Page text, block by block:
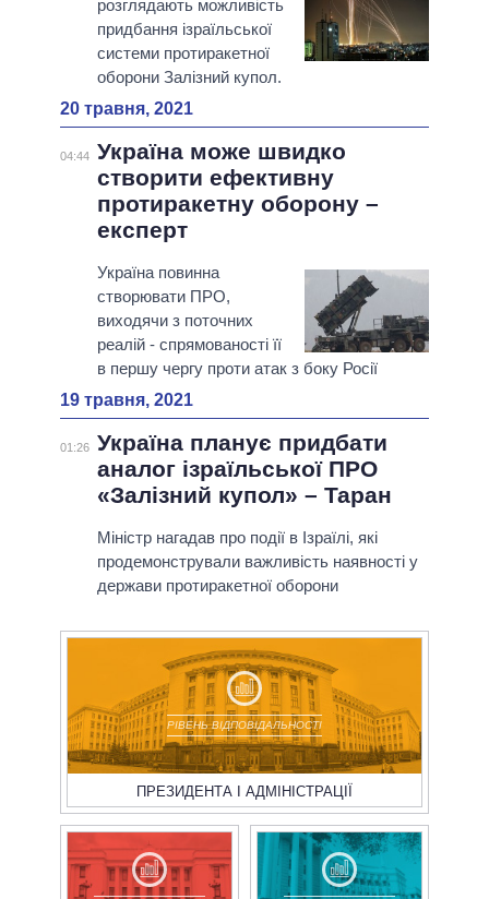
розглядають можливість
придбання ізраїльської
системи протиракетної
оборони Залізний купол.
20 травня, 2021
04:44 Україна може швидко
створити ефективну
протиракетну оборону –
експерт
Україна повинна
створювати ПРО,
виходячи з поточних
реалій - спрямованості її
в першу чергу проти атак з боку Росії
19 травня, 2021
01:26 Україна планує придбати
аналог ізраїльської ПРО
«Залізний купол» – Таран
Міністр нагадав про події в Ізраїлі, які
продемонстрували важливість наявності у
держави протиракетної оборони
РІВЕНЬ ВІДПОВІДАЛЬНОСТІ
ПРЕЗИДЕНТА І АДМІНІСТРАЦІЇ